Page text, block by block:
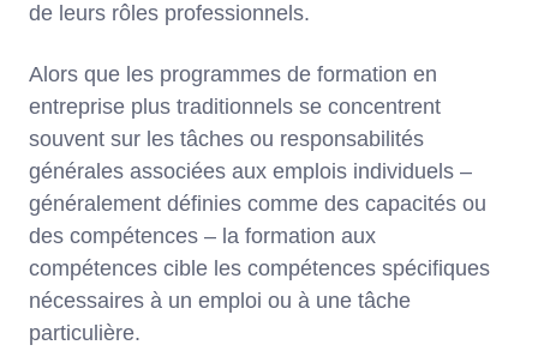
de leurs rôles professionnels.
Alors que les programmes de formation en
entreprise plus traditionnels se concentrent
souvent sur les tâches ou responsabilités
générales associées aux emplois individuels –
généralement définies comme des capacités ou
des compétences – la formation aux
compétences cible les compétences spécifiques
nécessaires à un emploi ou à une tâche
particulière.